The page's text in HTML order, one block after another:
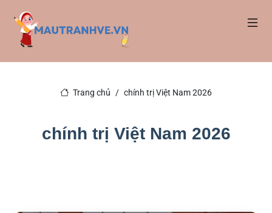
Trang chủ chính trị Việt Nam 2026
chính trị Việt Nam 2026